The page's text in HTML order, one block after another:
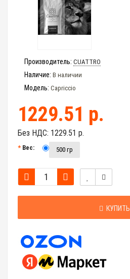
Производитель: CUATTRO
Наличие: В наличии
Модель: Capriccio
1229.51 р.
Без НДС: 1229.51 р.
Вес: 500 гр
КУПИТЬ